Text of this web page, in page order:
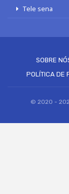
Tele sena
SOBRE
POLÍTICA DE
© 2020 -